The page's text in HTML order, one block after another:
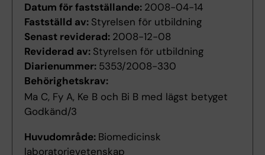
Datum för fastställande: 2008-04-14
Fastställd av: Styrelsen för utbildning
Senast reviderad: 2008-12-08
Reviderad av: Styrelsen för utbildning
Diarienummer: 5353/2008-330
Behörighetskrav:
Ma C, Fy A, Ke B och Bi B med lägst betyget
Godkänd/3
Huvudområde: Biomedicinsk
laboratorievetenskap